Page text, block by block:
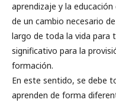
aprendizaje y la
de un cambio necesario
largo de toda la vida
significativo para la
formación.
En este sentido, se debe
aprenden de forma